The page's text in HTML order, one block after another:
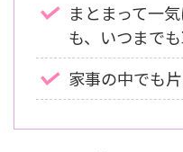
まとまって一
も、いつまで
家事の中でも